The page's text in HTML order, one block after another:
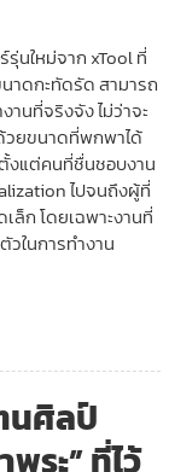
รุ่นใหม่จาก xTool ที่
าดกะทัดรัด สามารถ
านที่จริงจัง ไม่ว่าจะ
วยขนาดที่พกพาได้
งแต่คนที่ชื่นชอบงาน
ไปจนถึงผู้ที่
ล็ก โดยเฉพาะงานที่
ในการทำงาน
ศิลป์
ระ” ที่ไว้